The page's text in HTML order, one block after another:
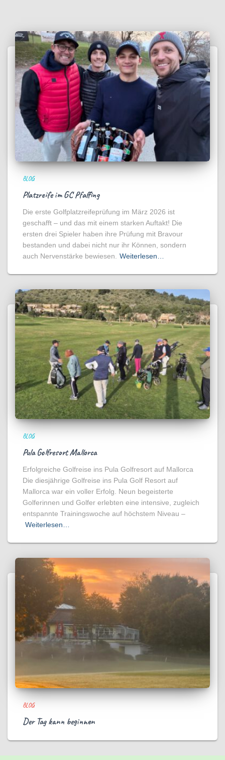
BLOG
Platzreife im GC Pfaffing
Die erste Golfplatzreifeprüfung im März 2026 ist
geschafft – und das mit einem starken Auftakt! Die
ersten drei Spieler haben ihre Prüfung mit Bravour
bestanden und dabei nicht nur ihr Können, sondern
auch Nervenstärke bewiesen.
Weiterlesen…
BLOG
Pula Golfresort Mallorca
Erfolgreiche Golfreise ins Pula Golfresort auf Mallorca
Die diesjährige Golfreise ins Pula Golf Resort auf
Mallorca war ein voller Erfolg. Neun begeisterte
Golferinnen und Golfer erlebten eine intensive, zugleich
entspannte Trainingswoche auf höchstem Niveau –
Weiterlesen…
BLOG
Der Tag kann beginnen